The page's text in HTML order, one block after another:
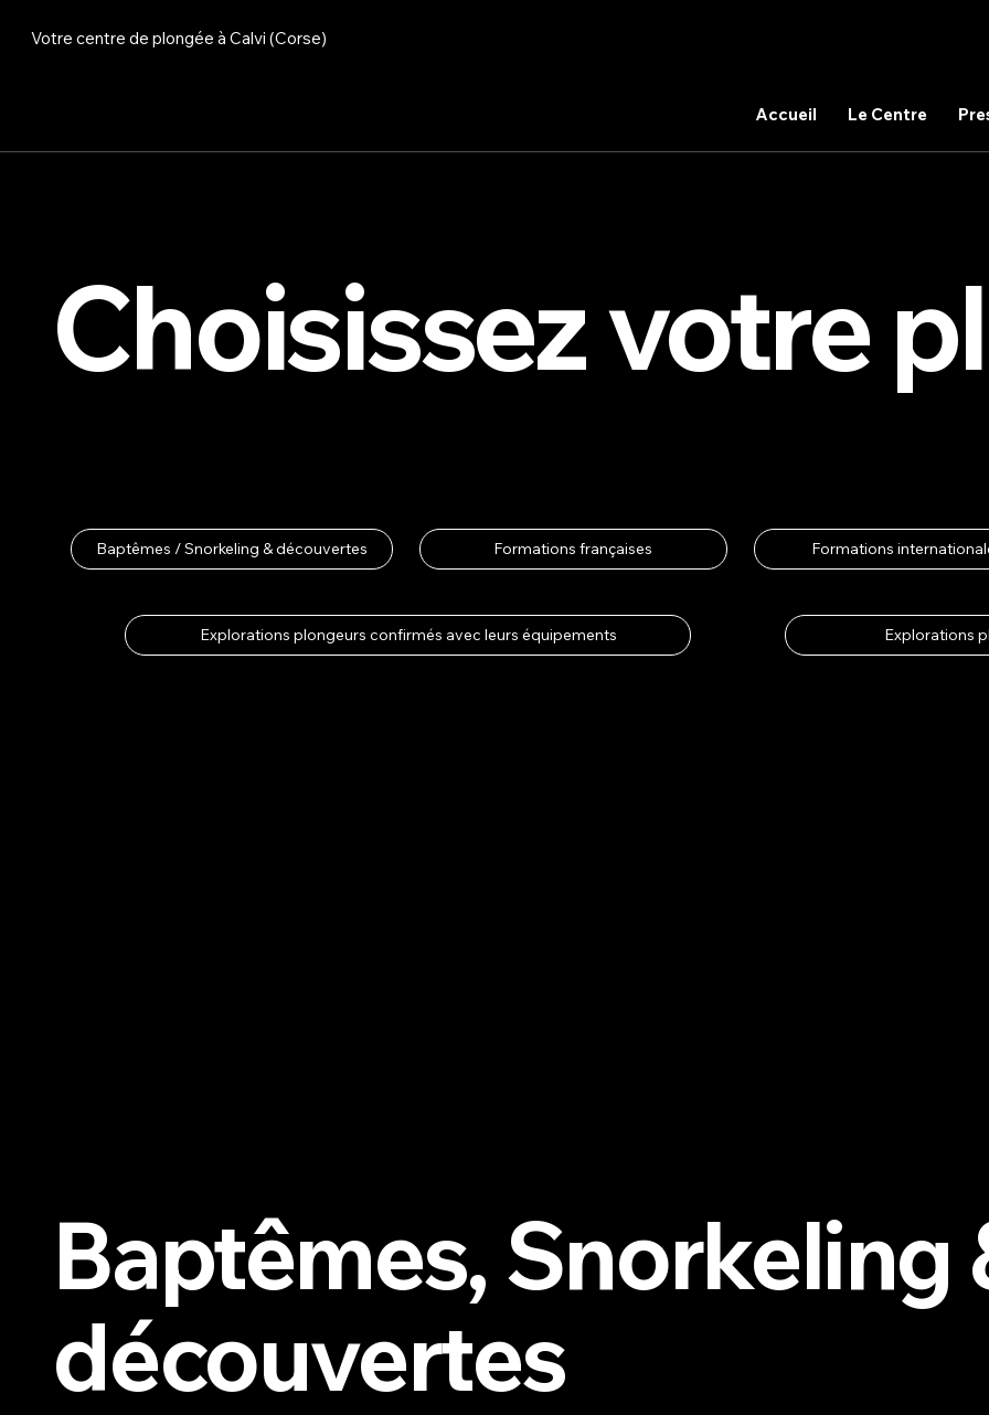
Votre centre de plongée à Calvi (Corse)
Accueil Le Centre
Choisissez votre
Baptêmes / Snorkeling & découvertes
Explorations plongeurs confirmés avec leurs équipements
Formations françaises Formations
Explorations
Baptêmes, Snorkeling
découvertes